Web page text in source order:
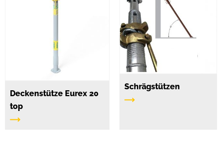
Deckenstütze Eurex 20
top
Schrägstützen